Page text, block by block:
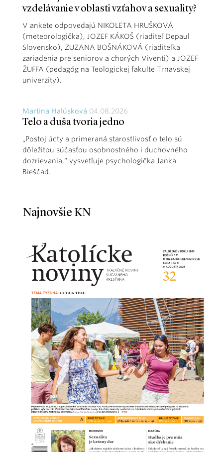
vzdelávanie v oblasti vzťahov a sexuality?
V ankete odpovedajú NIKOLETA HRUŠKOVÁ
(meteorologička), JOZEF KÁKOŠ (riaditeľ Depaul
Slovensko), ZUZANA BOŠNÁKOVÁ (riaditeľka
zariadenia pre seniorov a chorých Viventi) a JOZEF
ŽUFFA (pedagóg na Teologickej fakulte Trnavskej
univerzity).
Martina Halúsková 04.08.2026
Telo a duša tvoria jedno
„Postoj úcty a primeraná starostlivosť o telo sú
dôležitou súčasťou osobnostného i duchovného
dozrievania,“ vysvetľuje psychologička Janka
Bieščad.
Najnovšie KN